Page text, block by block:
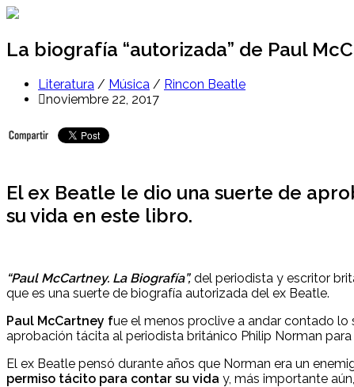
Ir
contenido
La biografía “autorizada” de Paul
Literatura / Música / Rincon Beatle
noviembre 22, 2017
El ex Beatle le dio una suerte de
su vida en este libro.
“Paul McCartney. La Biografía”, del periodista y escritor
que es una suerte de biografía autorizada del ex Beatle.
Paul McCartney fue el menos proclive a andar contado
aprobación tácita al periodista británico Philip Norman
El ex Beatle pensó durante años que Norman era un
permiso tácito para contar su vida y, más importante